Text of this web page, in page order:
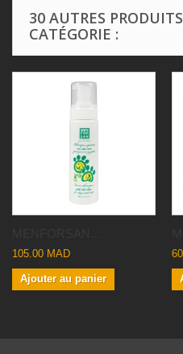
30 AUTRES
CATÉGORIE :
105.00 MAD
Ajouter au panier